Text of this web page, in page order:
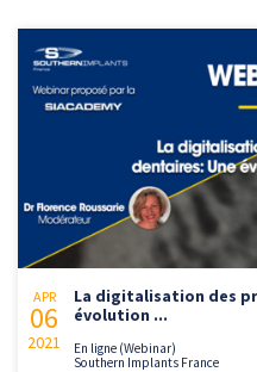
APR
06
2021
La digitalisation des
évolution ...
En ligne (Webinar)
Southern Implants France